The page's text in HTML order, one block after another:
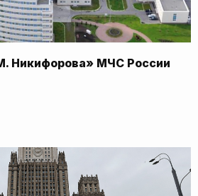
Никифорова» МЧС России